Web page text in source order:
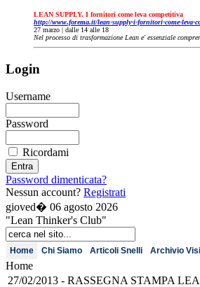
LEAN SUPPLY. I fornitori come leva competitiva
http://www.forema.it/lean-supply-i-fornitori-come-leva-
27 marzo | dalle 14 alle 18
Nel processo di trasformazione Lean e' essenziale
Login
Username
Password
Ricordami
Password dimenticata?
Nessun account? Registrati
gioved� 06 agosto 2026
"Lean Thinker's Club"
Home Chi Siamo Articoli Snelli Archivio
Home
27/02/2013 - RASSEGNA STAMPA